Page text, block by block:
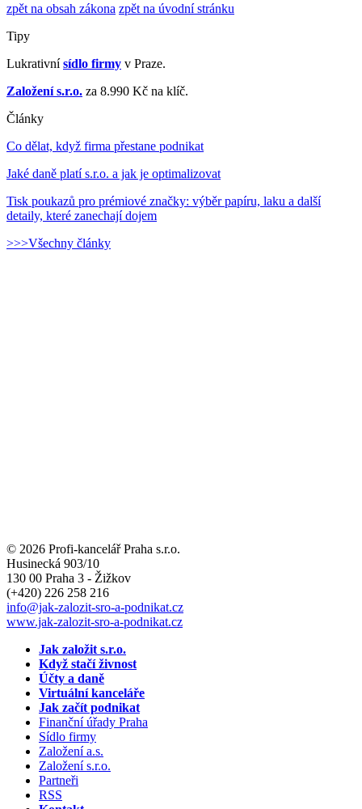
zpět na obsah zákona zpět na úvodní stránku
Tipy
Lukrativnísídlo firmy v Praze.
Založení s.r.o. za 8.990 Kč na klíč.
Články
Co dělat, když firma přestane podnikat
Jaké daně platí s.r.o. a jak je optimalizovat
Tisk poukazů pro prémiové značky: výběr papíru, laku a další
detaily, které zanechají dojem
>>>Všechny články
© 2026 Profi-kancelář Praha s.r.o.
Husinecká 903/10
130 00 Praha 3 - Žižkov
(+420) 226 258 216
info@jak-zalozit-sro-a-podnikat.cz
www.jak-zalozit-sro-a-podnikat.cz
Jak založit s.r.o.
Když stačí živnost
Účty a daně
Virtuální kanceláře
Jak začít podnikat
Finanční úřady Praha
Sídlo firmy
Založení a.s.
Založení s.r.o.
Partneři
RSS